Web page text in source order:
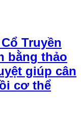
Truyền
bằng thảo
giúp cân
cơ thể